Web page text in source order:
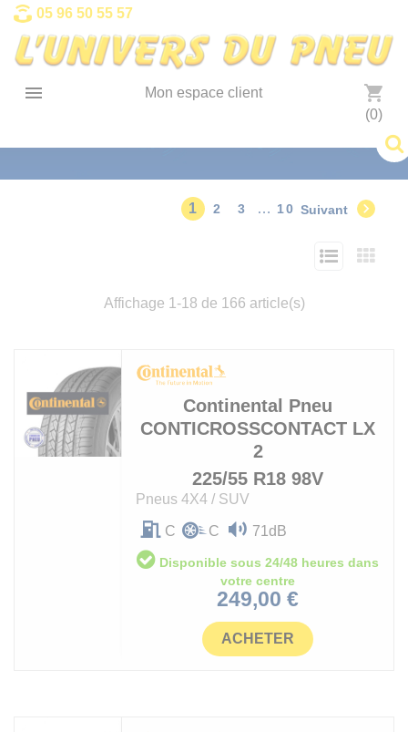
05 96 50 55 57
 Mon espace client shopping_cart
(0)
1 2 3 … 10 Suivant 
Affichage 1-18 de 166 article(s)
Continental Pneu
CONTICROSSCONTACT LX
2
225/55 R18 98V
Pneus 4X4 / SUV
C C 71dB
Disponible sous 24/48 heures dans
votre centre
Prix
249,00 €
ACHETER
Panneau de gestion des cookies